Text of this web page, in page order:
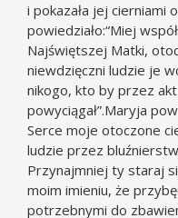
i pokazała jej cierniami
powiedziało:“Miej
Najświętszej Matki,
niewdzięczni ludzie je
nikogo, kto by przez
powyciągał”.Maryja
Serce moje otoczone
ludzie przez
Przynajmniej ty staraj
moim imieniu, że
potrzebnymi do